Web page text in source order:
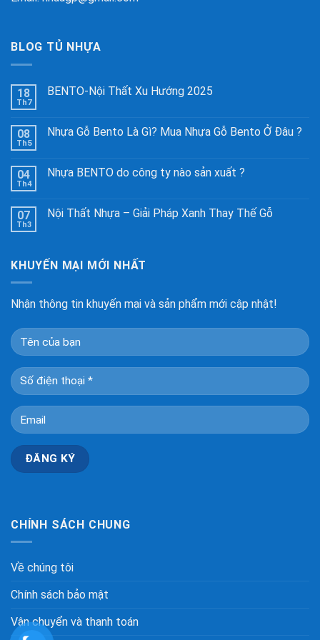
BLOG TỦ NHỰA
18
Th7
BENTO-Nội Thất Xu Hướng 2025
08
Th5
Nhựa Gỗ Bento Là Gì? Mua Nhựa Gỗ Bento Ở Đâu ?
04
Th4
Nhựa BENTO do công ty nào sản xuất ?
07
Th3
Nội Thất Nhựa – Giải Pháp Xanh Thay Thế Gỗ
KHUYẾN MẠI MỚI NHẤT
Nhận thông tin khuyến mại và sản phẩm mới cập nhật!
CHÍNH SÁCH CHUNG
Về chúng tôi
Chính sách bảo mật
Vận chuyển và thanh toán